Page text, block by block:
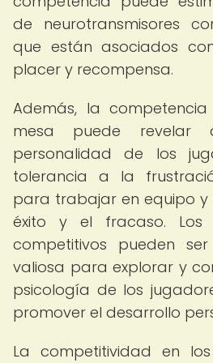
de neurotransmisores
que están asociados
placer y recompensa.
Además, la
mesa puede revelar
personalidad de los
tolerancia a la
para trabajar en equipo y
éxito y el fracaso. Los
competitivos pueden
valiosa para explorar y
psicología de los
promover el desarrollo
La competitividad en